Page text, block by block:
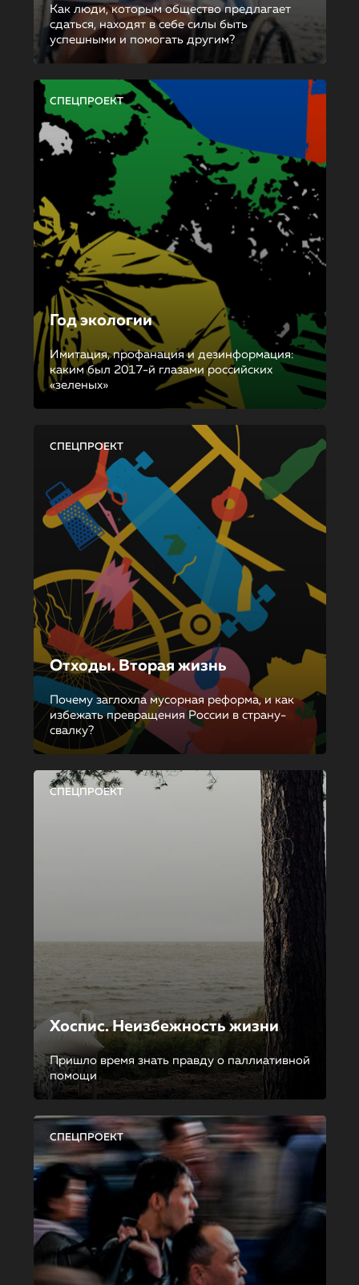
Как люди, которым общество предлагает
сдаться, находят в себе силы быть
успешными и помогать другим?
СПЕЦПРОЕКТ
Год экологии
Имитация, профанация и дезинформация:
каким был 2017-й глазами российских
«зеленых»
СПЕЦПРОЕКТ
Отходы. Вторая жизнь
Почему заглохла мусорная реформа, и как
избежать превращения России в страну-
свалку?
СПЕЦПРОЕКТ
Хоспис. Неизбежность жизни
Пришло время знать правду о паллиативной
помощи
СПЕЦПРОЕКТ